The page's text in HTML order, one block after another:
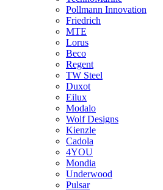
Pollmann Innovation
Friedrich
MTE
Lorus
Beco
Regent
TW Steel
Duxot
Eilux
Modalo
Wolf Designs
Kienzle
Cadola
4YOU
Mondia
Underwood
Pulsar